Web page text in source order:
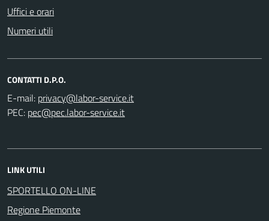
Uffici e orari
Numeri utili
CONTATTI D.P.O.
E-mail:
PEC:
LINK UTILI
SPORTELLO ON-LINE
Regione Piemonte